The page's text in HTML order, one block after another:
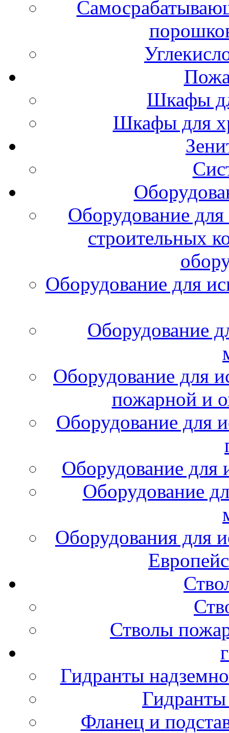
Шкафы
Шкафы для
Оборудование
строительных
Оборудование для
Оборудование
Оборудование для
пожарной и
Оборудование для
Оборудование для
Оборудование
Оборудования для
Стволы
Гидранты
Фланец и